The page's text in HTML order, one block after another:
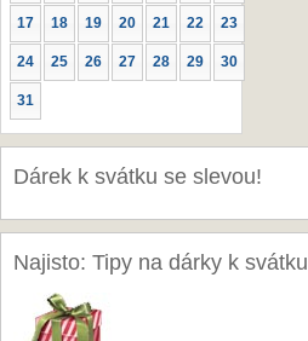
17 18 19 20 21 22 23
24 25 26 27 28 29 30
31
Dárek k svátku se slevou!
Najisto: Tipy na dárky k svátku